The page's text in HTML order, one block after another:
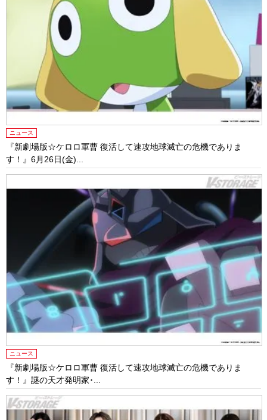
ニュース
『新劇場版☆ケロロ軍曹 復活して速攻地球滅亡の危機でありま
す！』6月26日(金)...
ニュース
『新劇場版☆ケロロ軍曹 復活して速攻地球滅亡の危機でありま
す！』謎の天才発明家･...